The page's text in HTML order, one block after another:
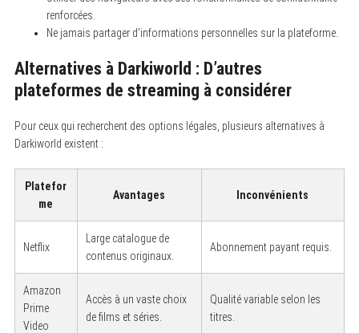
renforcées.
Ne jamais partager d’informations personnelles sur la plateforme.
Alternatives à Darkiworld : D’autres
plateformes de streaming à considérer
Pour ceux qui recherchent des options légales, plusieurs alternatives à
Darkiworld existent :
Platefor
me
Avantages Inconvénients
Netflix
Large catalogue de
contenus originaux.
Abonnement payant requis.
Amazon
Prime
Video
Accès à un vaste choix
de films et séries.
Qualité variable selon les
titres.
o
: